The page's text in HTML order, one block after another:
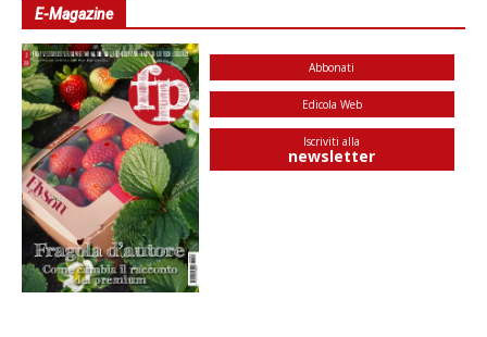
E-Magazine
Abbonati
Edicola Web
Iscriviti alla
newsletter